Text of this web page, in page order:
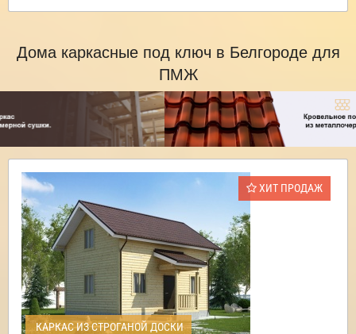
Дома каркасные под ключ в Белгороде для
ПМЖ
ХИТ ПРОДАЖ
КАРКАС ИЗ СТРОГАНОЙ ДОСКИ